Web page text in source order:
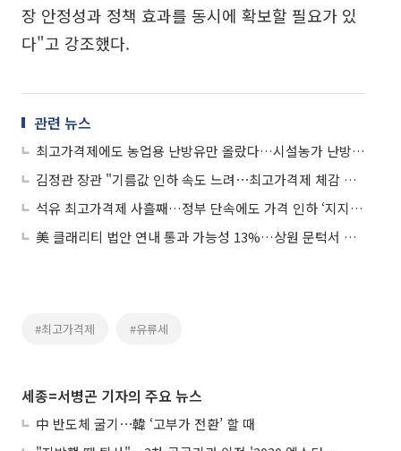
장 안정성과 정책 효과를 동시에 확보할 필요가 있
다"고 강조했다.
관련 뉴스
최고가격제에도 농업용 난방유만 올랐다…시설농가 난방비 부담 가중
김정관 장관 "기름값 인하 속도 느려⋯최고가격제 체감 위해 총력"
석유 최고가격제 사흘째…정부 단속에도 가격 인하 ‘지지부진’
美 클래리티 법안 연내 통과 가능성 13%…상원 문턱서 제동
#최고가격제 #유류세
세종=서병곤 기자의 주요 뉴스
中 반도체 굴기⋯韓 ‘고부가 전환’ 할 때